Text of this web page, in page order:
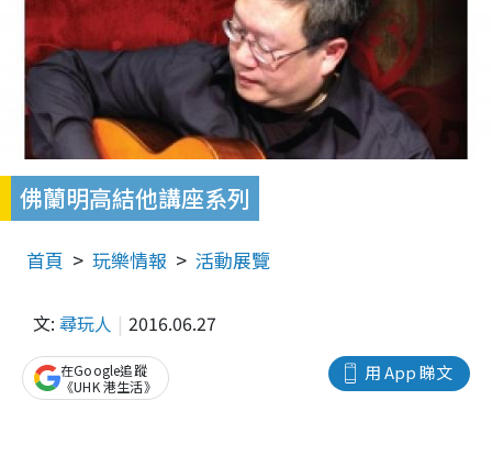
佛蘭明高結他講座系列
首頁 玩樂情報 活動展覽
文: 尋玩人 2016.06.27
用 App 睇文
在Google追蹤
《UHK 港生活》